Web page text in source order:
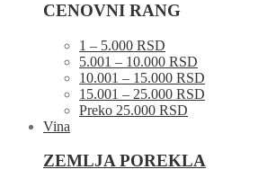
CENOVNI RANG
1 – 5.000 RSD
5.001 – 10.000 RSD
10.001 – 15.000 RSD
15.001 – 25.000 RSD
Preko 25.000 RSD
Vina
ZEMLJA POREKLA